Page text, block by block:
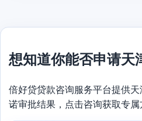
想知道你能否申请天
倍好贷贷款咨询服务平台提供
诺审批结果，点击咨询获取专属